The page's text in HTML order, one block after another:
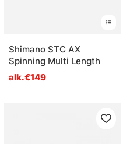
Shimano STC AX
Spinning Multi Length
alk.€149